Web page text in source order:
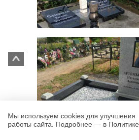
Мы используем cookies для улучшения
работы сайта. Подробнее — в Политике